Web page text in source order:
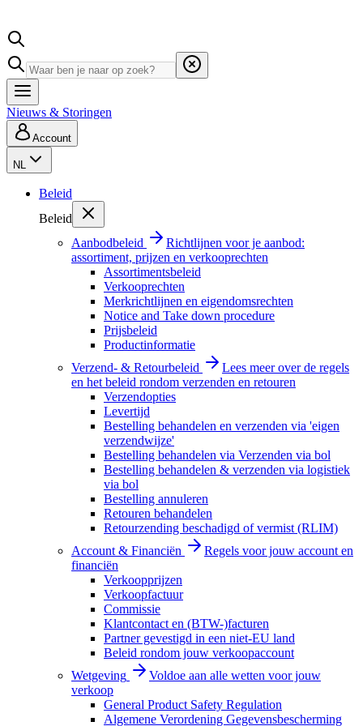
Nieuws & Storingen
Account
NL
Beleid
Beleid
Aanbodbeleid
Richtlijnen voor je aanbod:
assortiment, prijzen en verkooprechten
Assortimentsbeleid
Verkooprechten
Merkrichtlijnen en eigendomsrechten
Notice and Take down procedure
Prijsbeleid
Productinformatie
Verzend- & Retourbeleid
Lees meer over de regels
en het beleid rondom verzenden en retouren
Verzendopties
Levertijd
Bestelling behandelen en verzenden via 'eigen
verzendwijze'
Bestelling behandelen via Verzenden via bol
Bestelling behandelen & verzenden via logistiek
via bol
Bestelling annuleren
Retouren behandelen
Retourzending beschadigd of vermist (RLIM)
Account & Financiën
Regels voor jouw account en
financiën
Verkoopprijzen
Verkoopfactuur
Commissie
Klantcontact en (BTW-)facturen
Partner gevestigd in een niet-EU land
Beleid rondom jouw verkoopaccount
Wetgeving
Voldoe aan alle wetten voor jouw
verkoop
General Product Safety Regulation
Algemene Verordening Gegevensbescherming